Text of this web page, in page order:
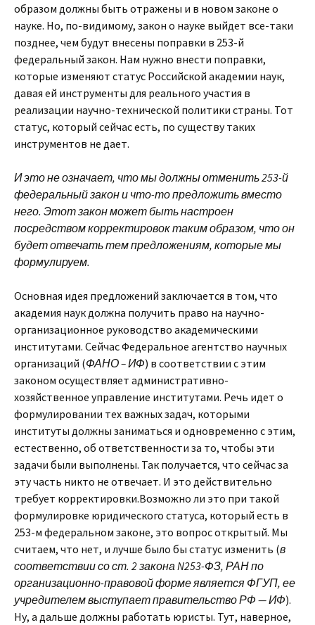
образом должны быть отражены и в новом законе о
науке. Но, по-видимому, закон о науке выйдет все-таки
позднее, чем будут внесены поправки в 253-й
федеральный закон. Нам нужно внести поправки,
которые изменяют статус Российской академии наук,
давая ей инструменты для реального участия в
реализации научно-технической политики страны. Тот
статус, который сейчас есть, по существу таких
инструментов не дает.
И это не означает, что мы должны отменить 253-й
федеральный закон и что-то предложить вместо
него. Этот закон может быть настроен
посредством корректировок таким образом, что он
будет отвечать тем предложениям, которые мы
формулируем.
Основная идея предложений заключается в том, что
академия наук должна получить право на научно-
организационное руководство академическими
институтами. Сейчас Федеральное агентство научных
организаций (ФАНО – ИФ) в соответствии с этим
законом осуществляет административно-
хозяйственное управление институтами. Речь идет о
формулировании тех важных задач, которыми
институты должны заниматься и одновременно с этим,
естественно, об ответственности за то, чтобы эти
задачи были выполнены. Так получается, что сейчас за
эту часть никто не отвечает. И это действительно
требует корректировки.Возможно ли это при такой
формулировке юридического статуса, который есть в
253-м федеральном законе, это вопрос открытый. Мы
считаем, что нет, и лучше было бы статус изменить (в
соответствии со ст. 2 закона N253-ФЗ, РАН по
организационно-правовой форме является ФГУП, ее
учредителем выступает правительство РФ — ИФ).
Ну, а дальше должны работать юристы. Тут, наверное,